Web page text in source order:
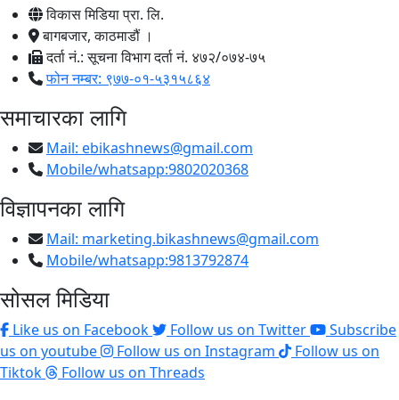
विकास मिडिया प्रा. लि.
बागबजार, काठमाडौं ।
दर्ता नं.: सूचना विभाग दर्ता नं. ४७२/०७४-७५
फोन नम्बर: ९७७-०१-५३१५८६४
समाचारका लागि
Mail: ebikashnews@gmail.com
Mobile/whatsapp:9802020368
विज्ञापनका लागि
Mail: marketing.bikashnews@gmail.com
Mobile/whatsapp:9813792874
सोसल मिडिया
Like us on Facebook Follow us on Twitter
Subscribe
us on youtube
Follow us on Instagram
Follow us on
Tiktok
Follow us on Threads